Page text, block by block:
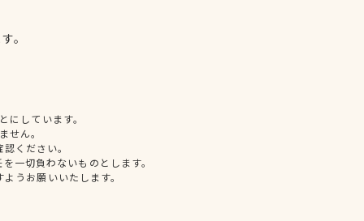
。
しています。
せん。
ください。
一切負わないものとします。
うお願いいたします。